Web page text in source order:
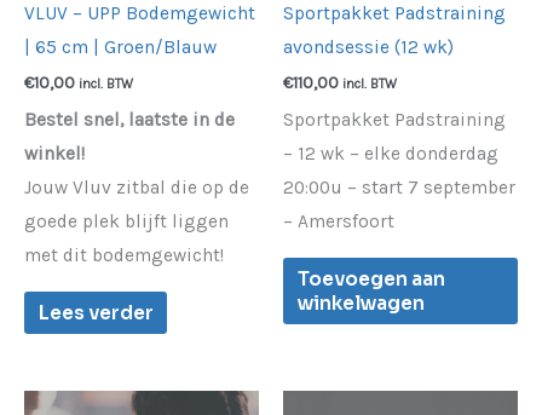
VLUV – UPP Bodemgewicht
| 65 cm | Groen/Blauw
€10,00 incl. BTW
Bestel snel, laatste in de
winkel!
Jouw Vluv zitbal die op de
goede plek blijft liggen
met dit bodemgewicht!
Lees verder
Sportpakket Padstraining
avondsessie (12 wk)
€110,00 incl. BTW
Sportpakket Padstraining
– 12 wk – elke donderdag
20:00u – start 7 september
– Amersfoort
Toevoegen aan
winkelwagen